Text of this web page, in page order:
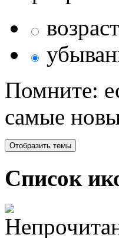
Помните:
самые
Список